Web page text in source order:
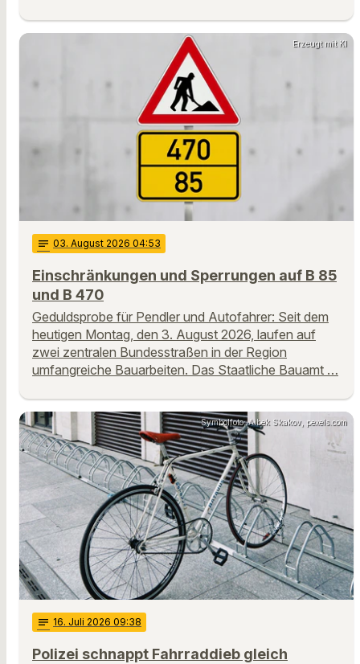
Erzeugt mit KI
notes 03. August 2026 04:53
Einschränkungen und Sperrungen auf B 85
und B 470
Geduldsprobe für Pendler und Autofahrer: Seit dem
heutigen Montag, den 3. August 2026, laufen auf
zwei zentralen Bundesstraßen in der Region
umfangreiche Bauarbeiten. Das Staatliche Bauamt …
Symbolfoto: Aibek Skakov, pexels.com
notes 16. Juli 2026 09:38
Polizei schnappt Fahrraddieb gleich